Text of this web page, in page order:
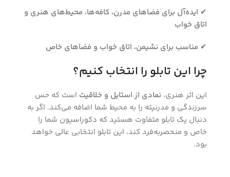
✔ ایده‌آل برای فضاهای مدرن، کافه‌ها، محیط‌های هنری و
اتاق خواب
✔ مناسب برای نشیمن، اتاق خواب و فضاهای خاص
چرا این تابلو را انتخاب کنیم؟
این اثر هنری، نمادی از استایل و خلاقیت است که حس
سرزندگی و مدرنیته را به محیط شما اضافه می‌کند. اگر به
دنبال یک تابلو متفاوت هستید که دکوراسیون شما را
خاص و منحصربه‌فرد کند، این تابلو انتخابی عالی خواهد
بود.